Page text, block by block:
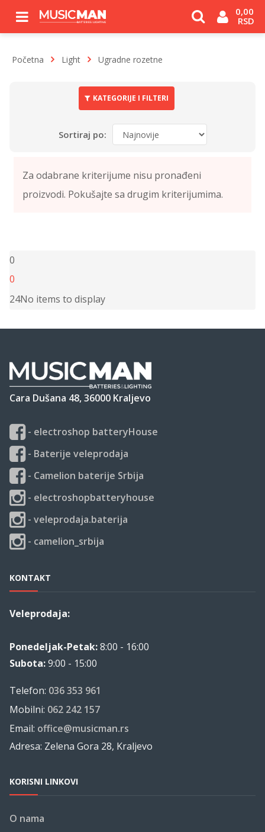
0,00
RSD
Početna Light Ugradne rozetne
KATEGORIJE I FILTERI
Sortiraj po:
0
0
24No items to display
Cara Dušana 48, 36000 Kraljevo
- electroshop batteryHouse
- Baterije veleprodaja
- Camelion baterije Srbija
- electroshopbatteryhouse
- veleprodaja.baterija
- camelion_srbija
KONTAKT
Veleprodaja:
Ponedeljak-Petak:8:00 - 16:00
Subota:9:00 - 15:00
Telefon: 036 353 961
Mobilni: 062 242 157
Email: office@musicman.rs
Adresa: Zelena Gora 28, Kraljevo
KORISNI LINKOVI
O nama